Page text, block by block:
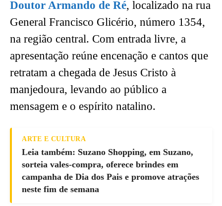
Doutor Armando de Ré, localizado na rua
General Francisco Glicério, número 1354,
na região central. Com entrada livre, a
apresentação reúne encenação e cantos que
retratam a chegada de Jesus Cristo à
manjedoura, levando ao público a
mensagem e o espírito natalino.
ARTE E CULTURA
Leia também: Suzano Shopping, em Suzano,
sorteia vales-compra, oferece brindes em
campanha de Dia dos Pais e promove atrações
neste fim de semana